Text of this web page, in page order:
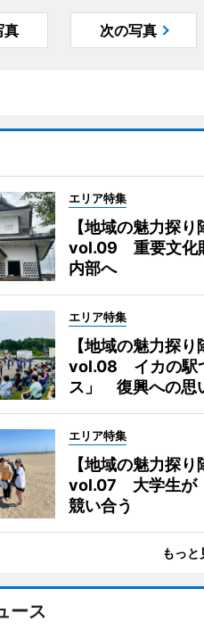
真 次の写真
エリア特集
【地域の魅力探
vol.09 重要文化
内部へ
エリア特集
【地域の魅力探
vol.08 イカの駅
ス」 復興への思
エリア特集
【地域の魅力探
vol.07 大学生が
競い合う
もっと
ース